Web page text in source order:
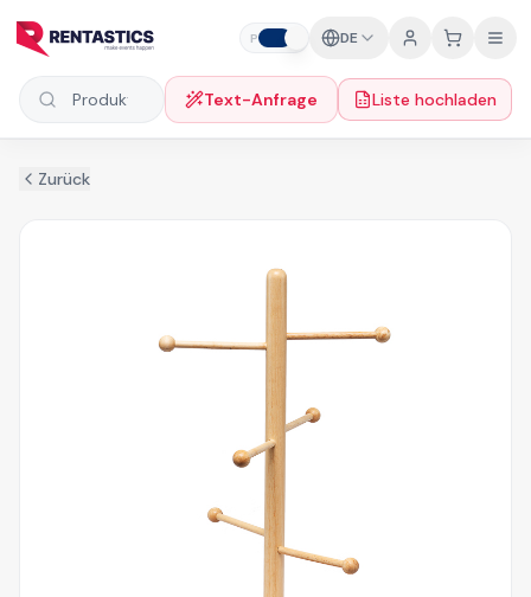
P DE
Produkte suchen Text-Anfrage Liste hochladen
Zurück